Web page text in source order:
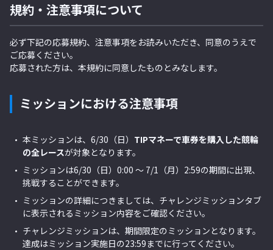
規約・注意事項について
必ず下記の応募規約、注意事項をお読みいただき、同意のうえで
ご応募ください。
応募された方は、本規約に同意したものとみなします。
ミッションにおける注意事項
本ミッションは、6/30（日） TIPマネーで車券を購入した競輪
の全レースが対象となります。
ミッションは6/30（日）0:00 ～ 7/1（月） 2:59の期間に出現、
挑戦することができます。
ミッションの詳細につきましては、チャレンジミッションタブ
に表示されるミッション内容をご確認ください。
チャレンジミッションは、期間限定のミッションとなります。
達成はミッション実施日の23:59までに行ってください。